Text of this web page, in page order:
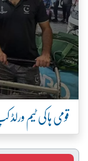
قومی ہاکی ٹیم